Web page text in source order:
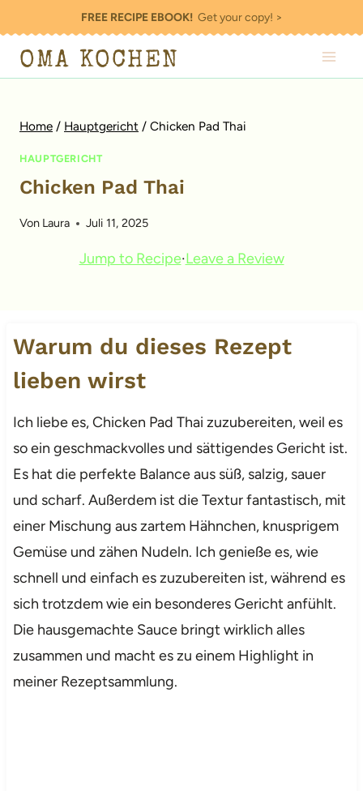
Inhalt
springen
FREE RECIPE EBOOK!Get your copy! >
OMA KOCHEN
Home / Hauptgericht / Chicken Pad Thai
HAUPTGERICHT
Chicken Pad Thai
Von Laura Juli 11, 2025
Jump to Recipe·Leave a Review
Warum du dieses Rezept
lieben wirst
Ich liebe es, Chicken Pad Thai zuzubereiten, weil es
so ein geschmackvolles und sättigendes Gericht ist.
Es hat die perfekte Balance aus süß, salzig, sauer
und scharf. Außerdem ist die Textur fantastisch, mit
einer Mischung aus zartem Hähnchen, knusprigem
Gemüse und zähen Nudeln. Ich genieße es, wie
schnell und einfach es zuzubereiten ist, während es
sich trotzdem wie ein besonderes Gericht anfühlt.
Die hausgemachte Sauce bringt wirklich alles
zusammen und macht es zu einem Highlight in
meiner Rezeptsammlung.